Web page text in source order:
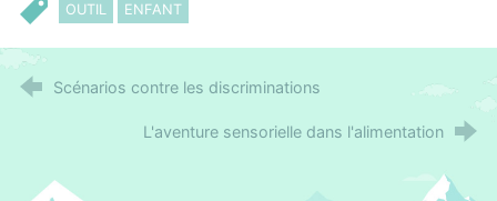
OUTIL ENFANT
Scénarios contre les discriminations
L'aventure sensorielle dans l'alimentation